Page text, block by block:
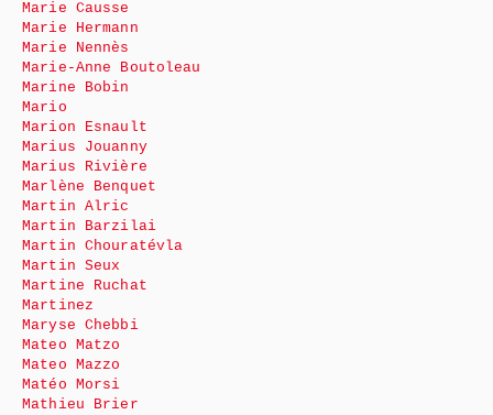
Marie Causse
Marie Hermann
Marie Nennès
Marie-Anne Boutoleau
Marine Bobin
Mario
Marion Esnault
Marius Jouanny
Marius Rivière
Marlène Benquet
Martin Alric
Martin Barzilai
Martin Chouratévla
Martin Seux
Martine Ruchat
Martinez
Maryse Chebbi
Mateo Matzo
Mateo Mazzo
Matéo Morsi
Mathieu Brier